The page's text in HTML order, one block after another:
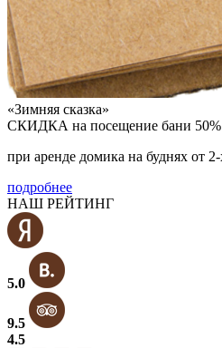
«Зимняя сказка»
СКИДКА на посещение бани 50%
при аренде домика на буднях от
подробнее
НАШ РЕЙТИНГ
5.0
9.5
4.5